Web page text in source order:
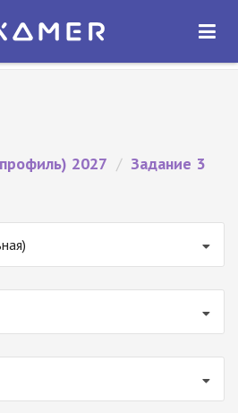
2027
ОТКРЫТЬ
2027 / Задание 3